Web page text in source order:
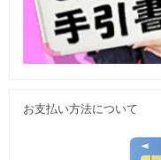
お支払い方法について